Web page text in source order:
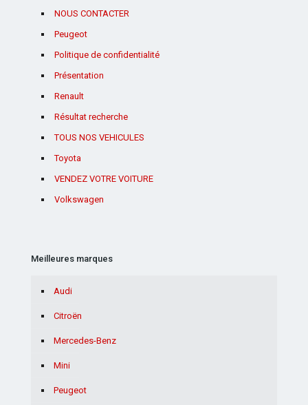
NOUS CONTACTER
Peugeot
Politique de confidentialité
Présentation
Renault
Résultat recherche
TOUS NOS VEHICULES
Toyota
VENDEZ VOTRE VOITURE
Volkswagen
Meilleures marques
Audi
Citroën
Mercedes-Benz
Mini
Peugeot